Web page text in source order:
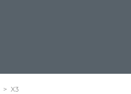
> X3